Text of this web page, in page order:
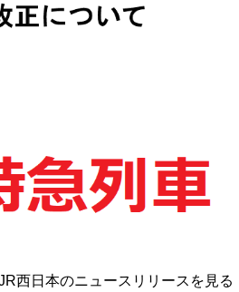
西日本のニュースリリースを見る